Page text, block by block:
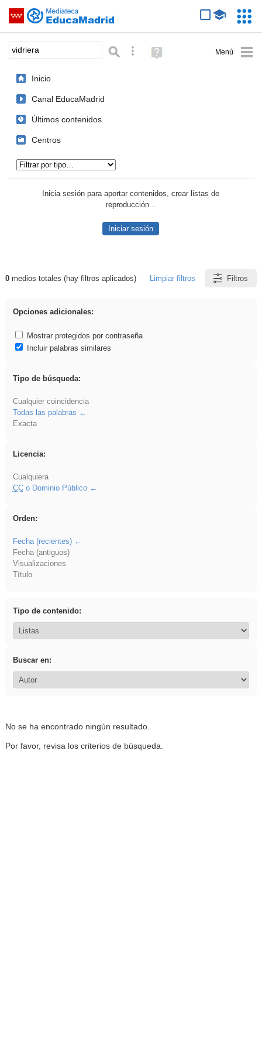
Saltar navegación
Palabra o frase: Búsqueda avanzada
Ayuda
(en
Inicio
Canal EducaMadrid
Últimos contenidos
Centros
Inicia sesión para aportar contenidos, crear listas de
reproducción...
Iniciar sesión
Resultados de: vidriera
0medios totales (hay filtros aplicados) Limpiar filtros Filtros
Opciones adicionales:
Mostrar protegidos por contraseña
Incluir palabras similares
Tipo de búsqueda:
Cualquier coincidencia
Todas las palabras
Exacta
Licencia:
Cualquiera
CCo Dominio Público
Orden:
Fecha (recientes)
Fecha (antiguos)
Visualizaciones
Título
Tipo de contenido:
Buscar en:
No se ha encontrado ningún resultado.
Por favor, revisa los criterios de búsqueda.